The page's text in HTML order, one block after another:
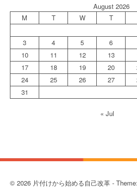
August 2026
M
T W T
3
4 5 6
10
11 12 13
17
18 19 20
24
25 26 27
31
« Jul
© 2026 片付けから始める自己改革 -